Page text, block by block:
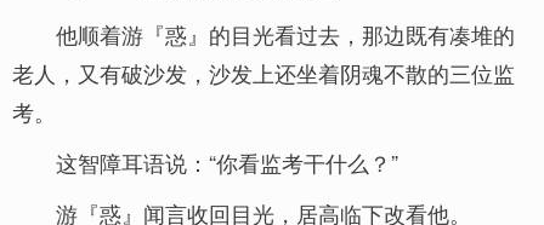
他顺着游『惑』的目光看过去，那边既有凑堆的
老人，又有破沙发，沙发上还坐着阴魂不散的三位监
考。
这智障耳语说：“你看监考干什么？”
游『惑』闻言收回目光，居高临下改看他。